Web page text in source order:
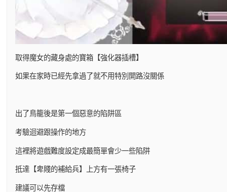
取得魔女的藏身處的寶箱【強化器插槽】
如果在家時已經先拿過了就不用特別開路沒關係
出了鳥籠後是第一個惡意的陷阱區
考驗迴避跟操作的地方
這裡將遊戲難度設定成最簡單會少一些陷阱
抵達【卑賤的補給兵】上方有一張椅子
建議可以先存檔